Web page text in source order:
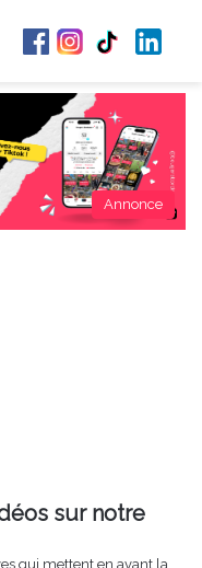
Annonce
sur notre
qui mettent en avant la